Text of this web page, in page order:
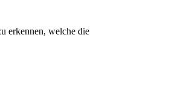
erkennen, welche die